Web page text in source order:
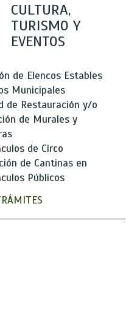
CULTURA,
TURISMO Y
EVENTOS
de Elencos Estables
Municipales
de Restauración y/o
de Murales y
de Circo
de Cantinas en
Públicos